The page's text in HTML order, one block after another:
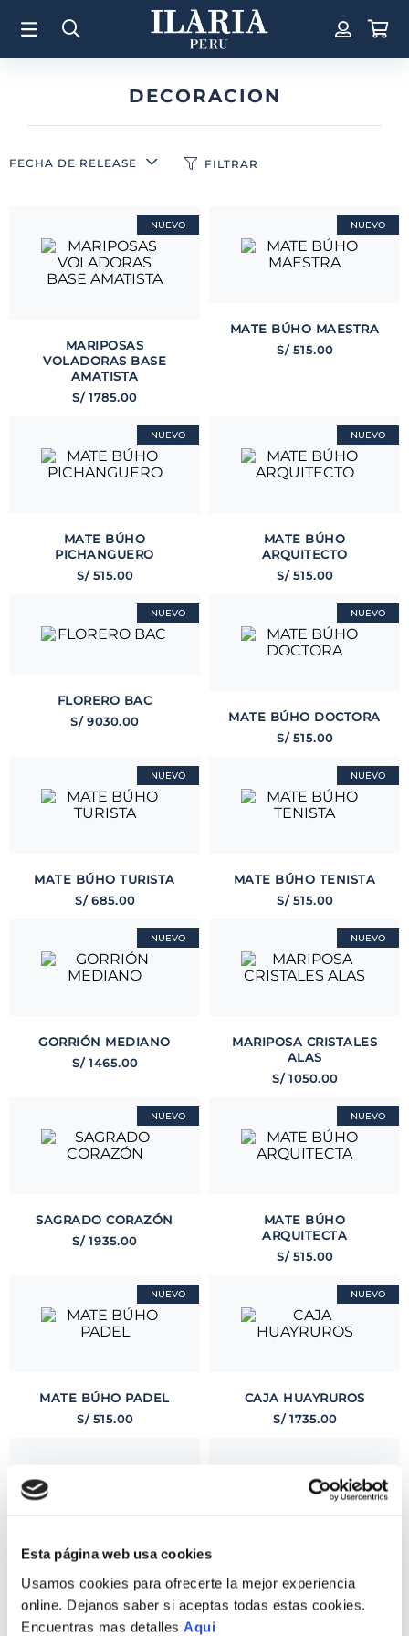
Esta página web usa cookies
Usamos cookies para ofrecerte la mejor experiencia
online. Dejanos saber si aceptas todas estas cookies.
Encuentras mas detalles Aqui
DECORACION
FECHA DE RELEASE FILTRAR
MARIPOSAS
VOLADORAS BASE
AMATISTA
S/ 1785.00
NUEVO
MATE BÚHO MAESTRA
S/ 515.00
NUEVO
MATE BÚHO
PICHANGUERO
S/ 515.00
NUEVO
MATE BÚHO
ARQUITECTO
S/ 515.00
NUEVO
FLORERO BAC
S/ 9030.00
NUEVO
MATE BÚHO DOCTORA
S/ 515.00
NUEVO
MATE BÚHO TURISTA
S/ 685.00
NUEVO
MATE BÚHO TENISTA
S/ 515.00
NUEVO
GORRIÓN MEDIANO
S/ 1465.00
NUEVO
MARIPOSA CRISTALES
ALAS
S/ 1050.00
NUEVO
SAGRADO CORAZÓN
S/ 1935.00
NUEVO
MATE BÚHO
ARQUITECTA
S/ 515.00
NUEVO
MATE BÚHO PADEL
S/ 515.00
NUEVO
CAJA HUAYRUROS
S/ 1735.00
NUEVO
MARIPOSA PRIMAVERA
7 CM
S/ 1910. 00
S/ 2160.00
TÉRMINOS MÁS BUSCADOS
1. Aretes
Perla
Corazon
Anillo